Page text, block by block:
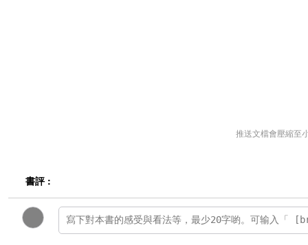
推送文檔會壓縮至
書評 :